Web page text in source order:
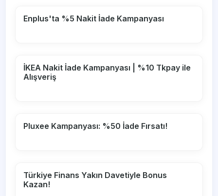
Enplus'ta %5 Nakit İade Kampanyası
İKEA Nakit İade Kampanyası | %10 Tkpay ile
Alışveriş
Pluxee Kampanyası: %50 İade Fırsatı!
Türkiye Finans Yakın Davetiyle Bonus
Kazan!